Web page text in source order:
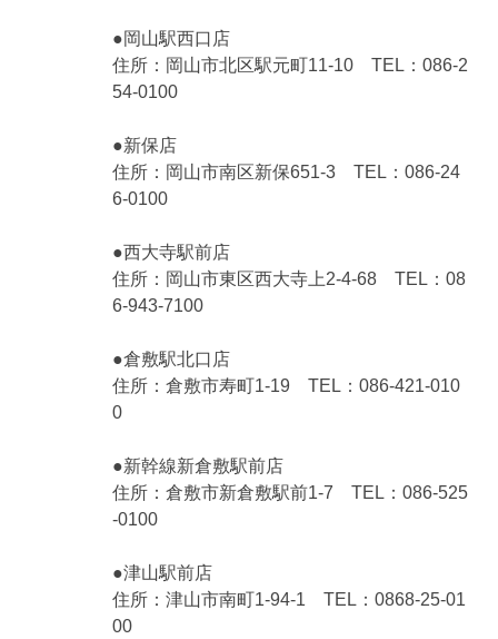
●岡山駅西口店
住所：岡山市北区駅元町11-10 TEL：086-2
54-0100
●新保店
住所：岡山市南区新保651-3 TEL：086-24
6-0100
●西大寺駅前店
住所：岡山市東区西大寺上2-4-68 TEL：08
6-943-7100
●倉敷駅北口店
住所：倉敷市寿町1-19 TEL：086-421-010
0
●新幹線新倉敷駅前店
住所：倉敷市新倉敷駅前1-7 TEL：086-525
-0100
●津山駅前店
住所：津山市南町1-94-1 TEL：0868-25-01
00